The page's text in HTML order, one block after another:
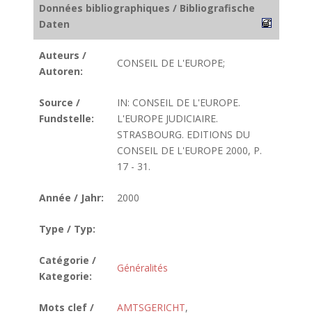
Données bibliographiques / Bibliografische
Daten
Auteurs /
Autoren:
CONSEIL DE L'EUROPE;
Source /
Fundstelle:
IN: CONSEIL DE L'EUROPE.
L'EUROPE JUDICIAIRE.
STRASBOURG. EDITIONS DU
CONSEIL DE L'EUROPE 2000, P.
17 - 31.
Année / Jahr: 2000
Type / Typ:
Catégorie /
Kategorie:
Généralités
Mots clef /
AMTSGERICHT,